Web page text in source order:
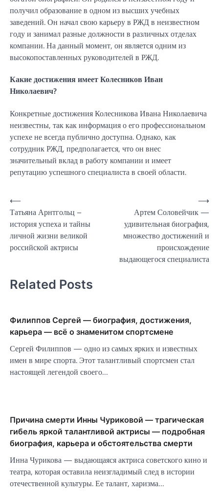
получил образование в одном из высших учебных
заведений. Он начал свою карьеру в РЖД в неизвестном
году и занимал разные должности в различных отделах
компании. На данный момент, он является одним из
высокопоставленных руководителей в РЖД.
Какие достижения имеет Колесников Иван
Николаевич?
Конкретные достижения Колесникова Ивана Николаевича
неизвестны, так как информация о его профессиональном
успехе не всегда публично доступна. Однако, как
сотрудник РЖД, предполагается, что он внес
значительный вклад в работу компании и имеет
репутацию успешного специалиста в своей области.
Навигация
по
записям
⟵
Татьяна Арнтгольц –
история успеха и тайны
личной жизни великой
российской актрисы
Артем Соловейчик —
удивительная биография,
множество достижений и
происхождение
выдающегося специалиста
⟶
Related Posts
Филиппов Сергей — биография, достижения,
карьера — всё о знаменитом спортсмене
Сергей Филиппов — одно из самых ярких и известных
имен в мире спорта. Этот талантливый спортсмен стал
настоящей легендой своего…
Причина смерти Инны Чуриковой — трагическая
гибель яркой талантливой актрисы — подробная
биография, карьера и обстоятельства смерти
Инна Чурикова — выдающаяся актриса советского кино и
театра, которая оставила неизгладимый след в истории
отечественной культуры. Ее талант, харизма…